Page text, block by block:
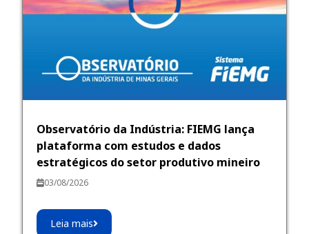
Observatório da Indústria: FIEMG lança
plataforma com estudos e dados
estratégicos do setor produtivo mineiro
03/08/2026
Leia mais